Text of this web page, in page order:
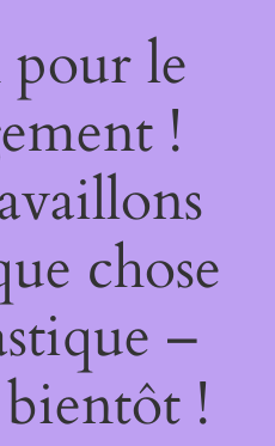
pour le
!
chose
–
!